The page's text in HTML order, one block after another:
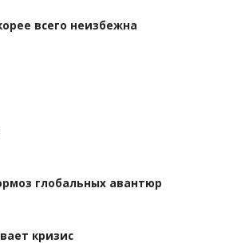
всего неизбежна
глобальных авантюр
кризис